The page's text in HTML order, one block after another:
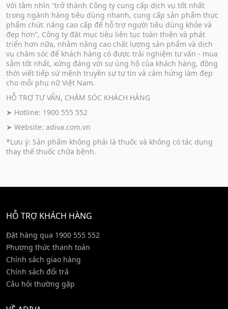
Với tầm nhìn “trở thành Công ty cung cấp dịch vụ tốt nhất
trong ngành hàng tiêu dùng nhanh, cung cấp sản phẩm thực
phẩm chức năng cao cấp để hỗ trợ người tiêu dùng khỏe và
đẹp hơn”, Công ty đặt mục tiêu liên tục toàn thiện và phát
triển hơn nữa, nhằm nâng cao chất lượng sản phẩm và dịch
vụ chăm sóc để khách hàng có được trải nghiệm tư vấn - mua
sắm tốt nhất, xứng đáng với sự ủng hộ của khách hàng, đồng
thời viết tiếp sứ mệnh truyền sự tự tin và cảm hứng làm đẹp
cho mỗi phụ nữ Việt Nam.
HỖ TRỢ TƯ VẤN, CHĂM SÓC KHÁCH HÀNG
➤ Hotline: 1900 555 552
➤ Website: adiva.com.vn
*Lưu ý: Sản phẩm không phải là thuốc và không có tác dụng
thay thế thuốc chữa bệnh.
HỖ TRỢ KHÁCH HÀNG
Đặt hàng qua 1900 555 552
Phương thức thanh toán
Chính sách giao hàng
Chính sách đổi trả
Câu hỏi thường gặp